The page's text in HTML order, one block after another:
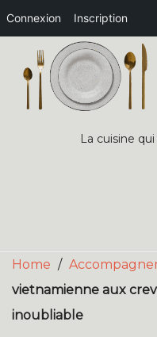
Connexion Inscription
content
La cuisine
Home /
vietnamienne aux
inoubliable